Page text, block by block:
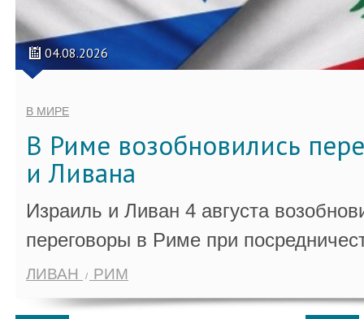
04.08.2026
В МИРЕ
В Риме возобновились
и Ливана
Израиль и Ливан 4 августа
переговоры в Риме при
ЛИВАН РИМ